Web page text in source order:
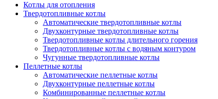
Котлы для отопления
Твердотопливные котлы
Автоматические твердотопливные котлы
Двухконтурные твердотопливные котлы
Твердотопливные котлы длительного горения
Твердотопливные котлы с водяным контуром
Чугунные твердотопливные котлы
Пеллетные котлы
Автоматические пеллетные котлы
Двухконтурные пеллетные котлы
Комбинированные пеллетные котлы